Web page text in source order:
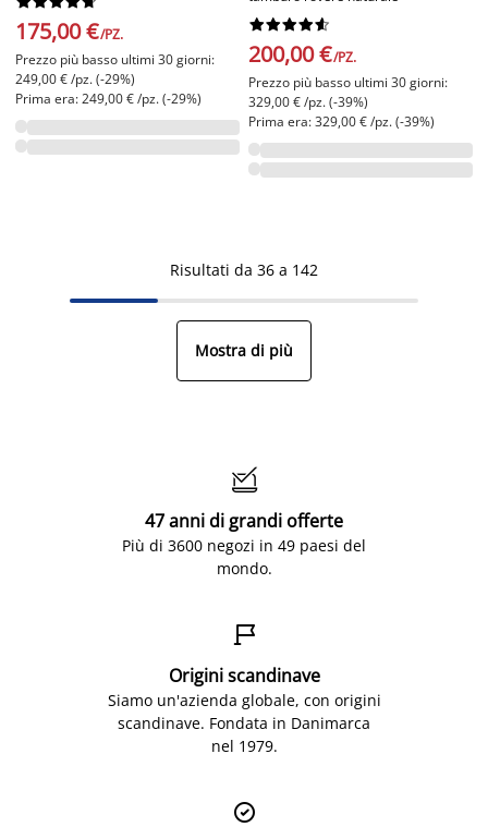
175,00 €/PZ.
Prezzo più basso ultimi 30 giorni:
249,00 € /pz. (-29%)
Prima era: 249,00 € /pz. (-29%)






200,00 €/PZ.
Prezzo più basso ultimi 30 giorni:
329,00 € /pz. (-39%)
Prima era: 329,00 € /pz. (-39%)
Risultati da 36 a 142
Mostra di più

47 anni di grandi offerte
Più di 3600 negozi in 49 paesi del
mondo.

Origini scandinave
Siamo un'azienda globale, con origini
scandinave. Fondata in Danimarca
nel 1979.
